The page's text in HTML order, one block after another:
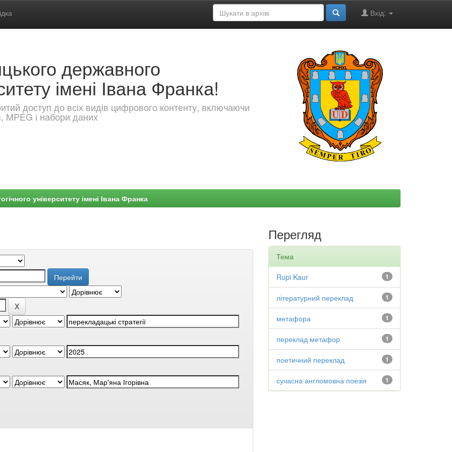
Вхід:
державного
імені Івана Франка!
доступ до всіх видів цифрового контенту, включаючи
MPEG і набори даних
університету імені Івана Франка
Перегляд
Тема
1
Rupi Kaur
1
літературний переклад
1
метафора
1
переклад метафор
1
поетичний переклад
1
сучасна англомовна поезія